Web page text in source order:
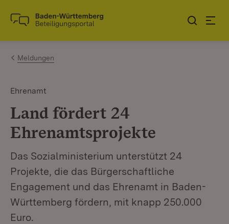
Zum Inhalt springen
Link zur Startseite
Meldungen
Ehrenamt
Land fördert 24
Ehrenamtsprojekte
Das Sozialministerium unterstützt 24
Projekte, die das Bürgerschaftliche
Engagement und das Ehrenamt in Baden-
Württemberg fördern, mit knapp 250.000
Euro.